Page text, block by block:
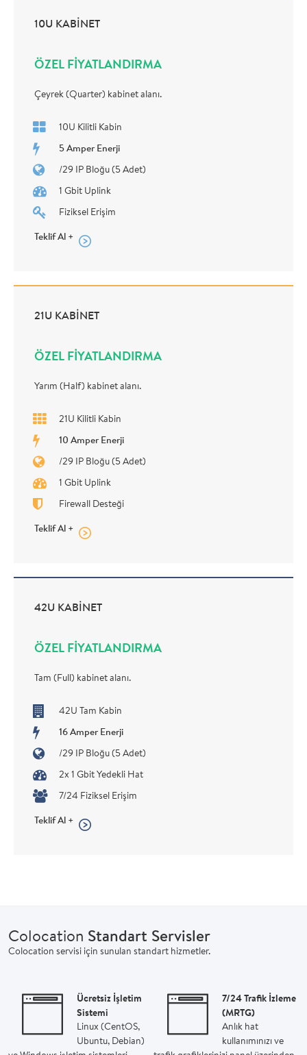
10U KABİNET
ÖZEL FİYATLANDIRMA
Çeyrek (Quarter) kabinet alanı.
10U Kilitli Kabin
5 Amper Enerji
/29 IP Bloğu (5 Adet)
1 Gbit Uplink
Fiziksel Erişim
Teklif Al +
21U KABİNET
ÖZEL FİYATLANDIRMA
Yarım (Half) kabinet alanı.
21U Kilitli Kabin
10 Amper Enerji
/29 IP Bloğu (5 Adet)
1 Gbit Uplink
Firewall Desteği
Teklif Al +
42U KABİNET
ÖZEL FİYATLANDIRMA
Tam (Full) kabinet alanı.
42U Tam Kabin
16 Amper Enerji
/29 IP Bloğu (5 Adet)
2x 1 Gbit Yedekli Hat
7/24 Fiziksel Erişim
Teklif Al +
Colocation Standart Servisler
Colocation servisi için sunulan standart hizmetler.
Ücretsiz İşletim
Sistemi
Linux (CentOS,
Ubuntu, Debian)
7/24 Trafik İzleme
(MRTG)
Anlık hat
kullanımınızı ve